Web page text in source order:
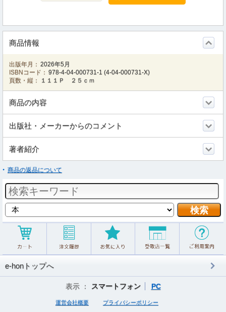
商品情報
出版年月： 2026年5月
ISBNコード： 978-4-04-000731-1 (4-04-000731-X)
頁数・縦：
１１１Ｐ ２５ｃｍ
商品の内容
出版社・メーカーからのコメント
著者紹介
商品の返品について
e-honトップへ
表示 ： スマートフォン PC
運営会社概要 プライバシーポリシー